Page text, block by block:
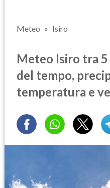
Meteo Isiro
Meteo Isiro tra
del tempo,
temperatura e